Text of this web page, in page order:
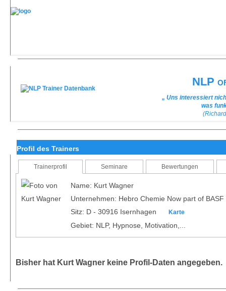
NLP
„ Uns interessiert
was
Profil des Trainers
Trainerprofil Seminare Bewertungen
Name: Kurt Wagner
Unternehmen: Hebro Chemie Now part of BASF
Sitz: D - 30916 Isernhagen
Karte
Gebiet: NLP, Hypnose, Motivation,...
Bisher hat Kurt Wagner keine Profil-Daten angegeben.